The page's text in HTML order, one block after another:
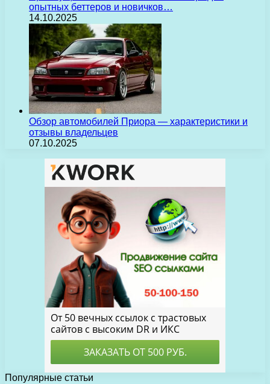
опытных беттеров и новичков…
14.10.2025
Обзор автомобилей Приора — характеристики и
отзывы владельцев
07.10.2025
Популярные статьи